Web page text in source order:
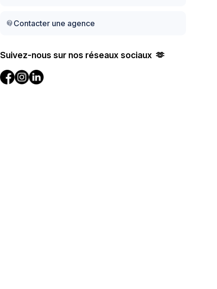
contact_supportContacter une agence
Suivez-nous sur nos réseaux sociaux 🫶